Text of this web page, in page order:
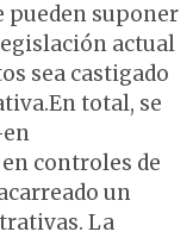
pueden suponer
actual
sea castigado
total, se
controles de
un
La